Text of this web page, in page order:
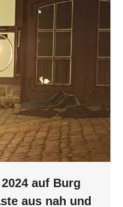
auf Burg
aus nah und